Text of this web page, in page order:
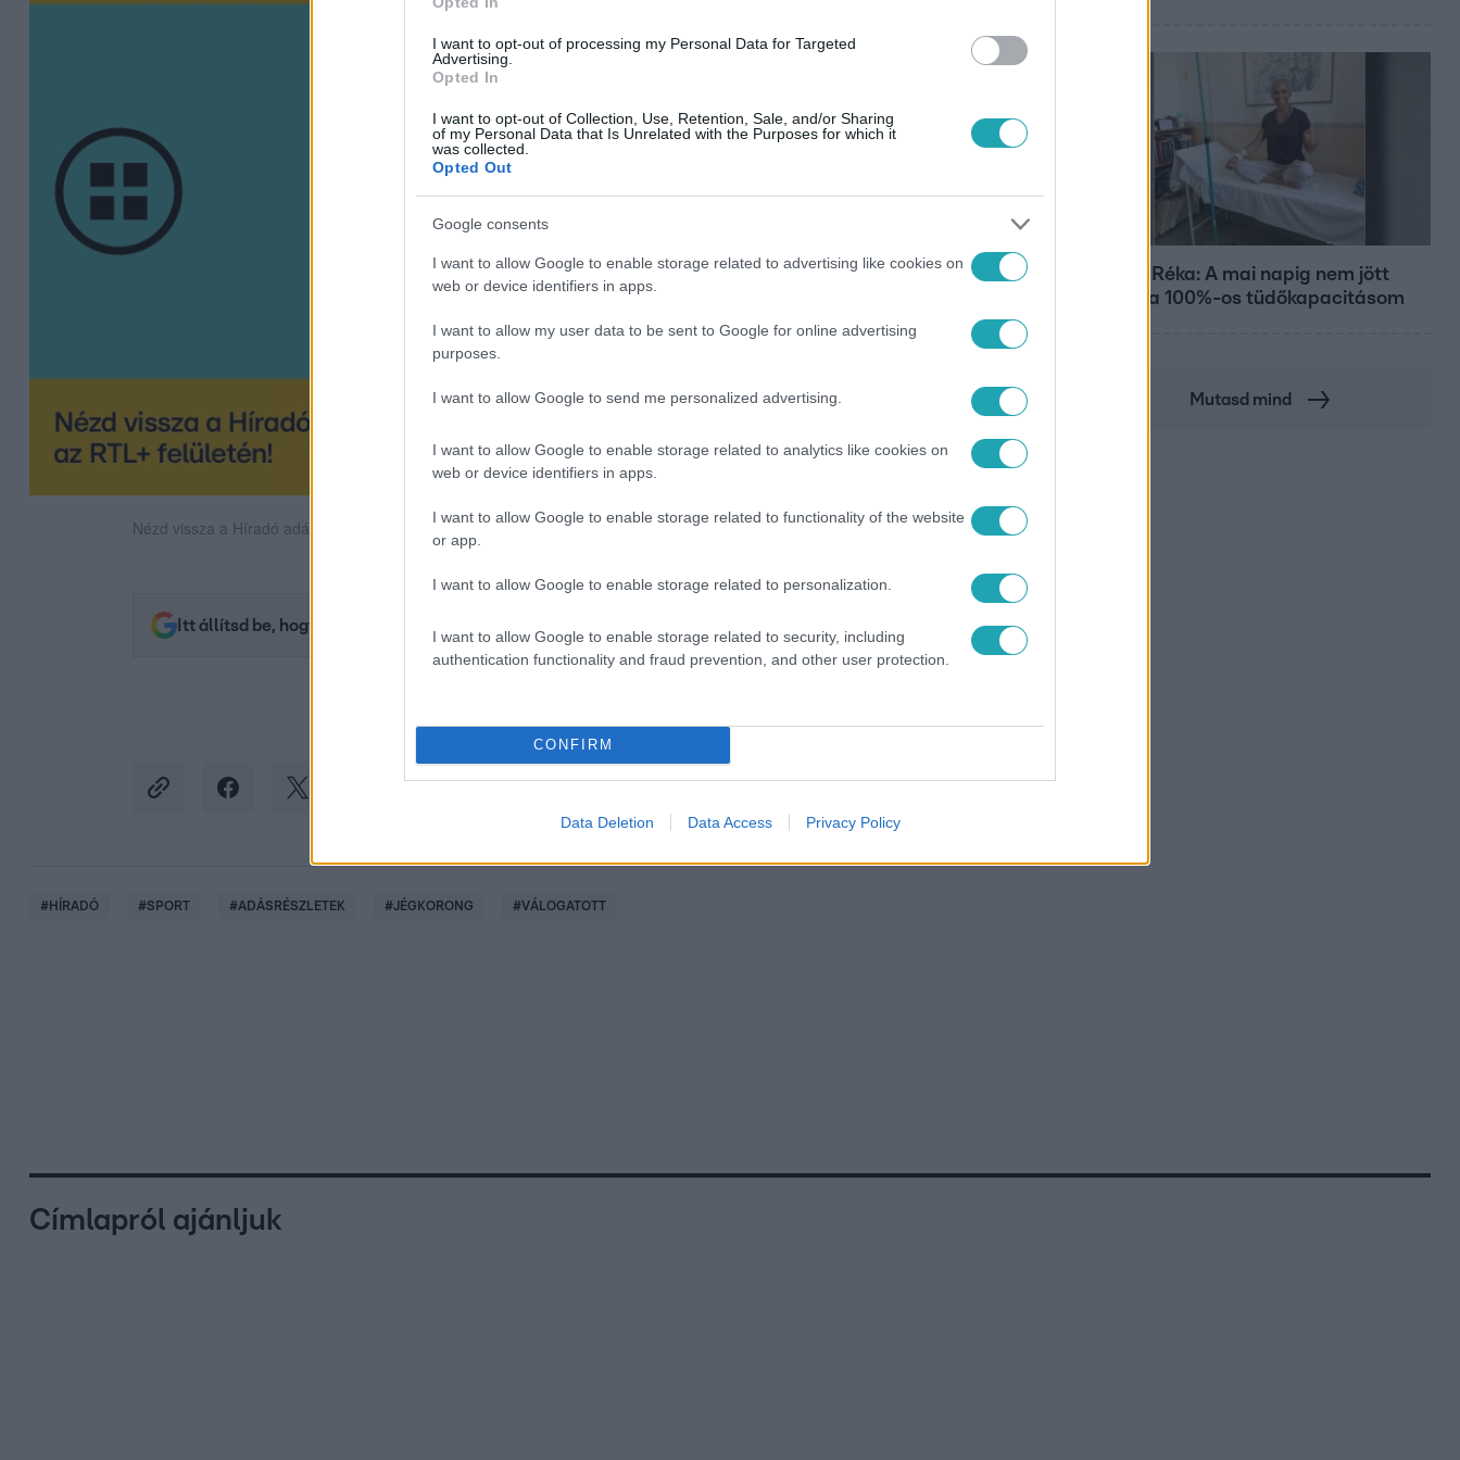
I want to opt-out of processing my Personal Data for Targeted
Advertising.
Opted In
I want to opt-out of Collection, Use, Retention, Sale, and/or Sharing
of my Personal Data that Is Unrelated with the Purposes for which it
was collected.
Opted Out
Google consents
I want to allow Google to enable storage related to advertising like cookies on
web or device identifiers in apps.
I want to allow my user data to be sent to Google for online advertising
purposes.
I want to allow Google to send me personalized advertising.
I want to allow Google to enable storage related to analytics like cookies on
web or device identifiers in apps.
I want to allow Google to enable storage related to functionality of the website
or app.
I want to allow Google to enable storage related to personalization.
I want to allow Google to enable storage related to security, including
authentication functionality and fraud prevention, and other user protection.
CONFIRM
Data Deletion Data Access Privacy Policy
Nézd vissza a Híradó adásait az RTL+ felületén!
Itt állítsd be, hogy az RTL.hu az elsők között legyen a Google-találatokban!
#HÍRADÓ #SPORT #ADÁSRÉSZLETEK #JÉGKORONG #VÁLOGATOTT
Rubint Réka: A mai napig nem jött
vissza a 100%-os tüdőkapacitásom
Mutasd mind
Címlapról ajánljuk